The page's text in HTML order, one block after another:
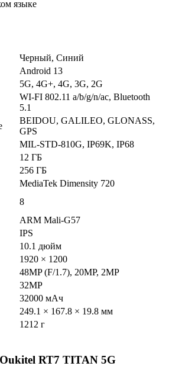
языке
Черный, Синий
Android 13
5G, 4G+, 4G, 3G, 2G
WI-FI 802.11 a/b/g/n/ac, Bluetooth
5.1
BEIDOU, GALILEO, GLONASS,
GPS
MIL-STD-810G, IP69K, IP68
12 ГБ
256 ГБ
MediaTek Dimensity 720
8
ARM Mali-G57
IPS
10.1 дюйм
1920 × 1200
48MP (F/1.7), 20MP, 2MP
32MP
32000 мАч
249.1 × 167.8 × 19.8 мм
1212 г
RT7 TITAN 5G